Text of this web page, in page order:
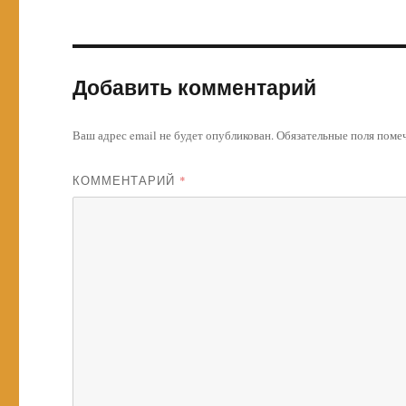
Добавить комментарий
Ваш адрес email не будет опубликован.Обязательные поля
КОММЕНТАРИЙ *